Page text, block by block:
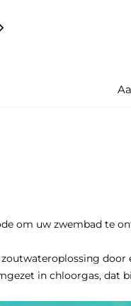
om uw zwembad te
door
in chloorgas, dat